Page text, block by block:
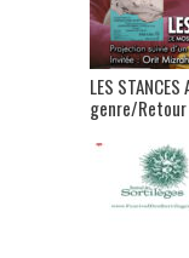
LES
genre/Retour